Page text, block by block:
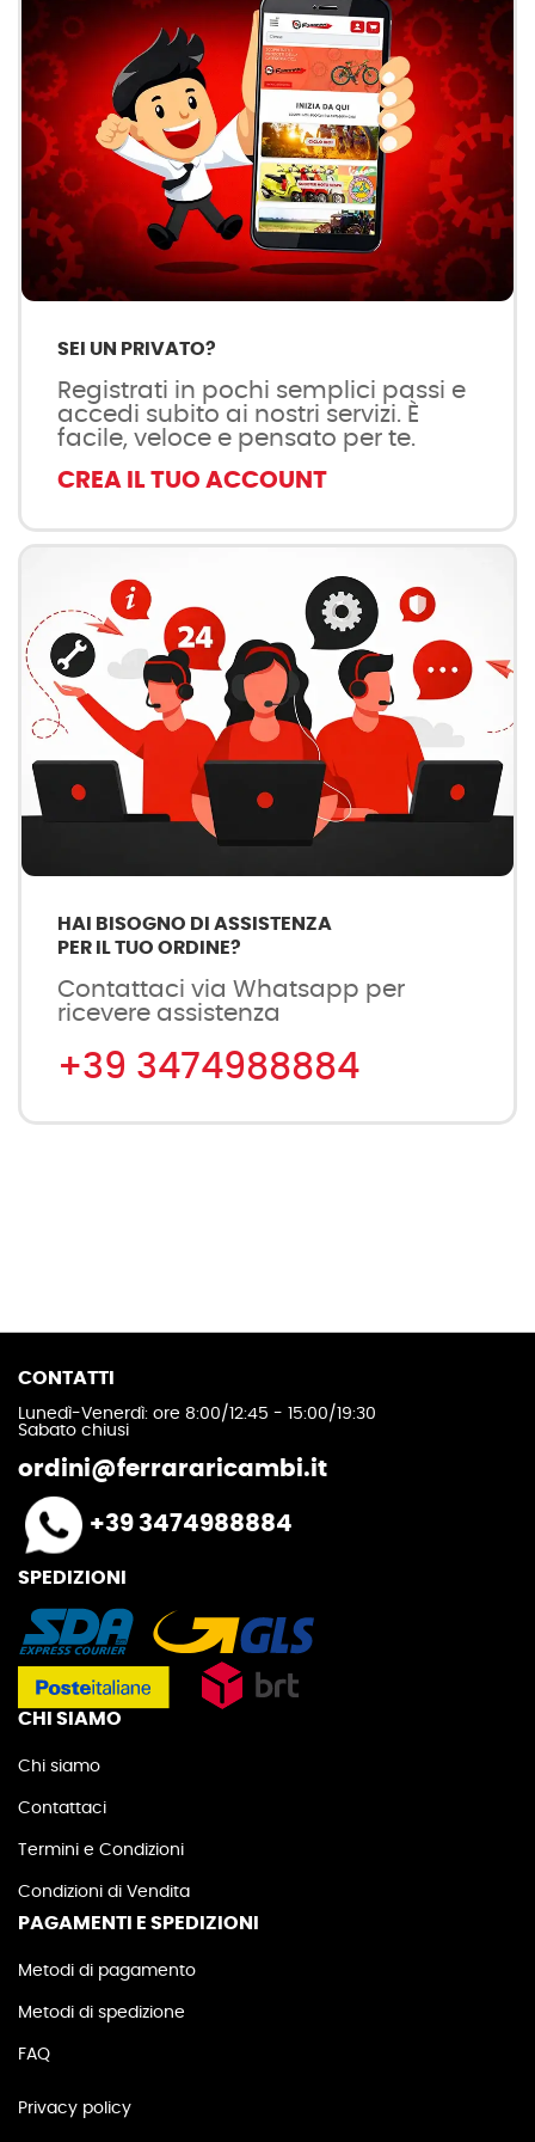
SEI UN PRIVATO?
Registrati in pochi semplici passi e
accedi subito ai nostri servizi. È
facile, veloce e pensato per te.
CREA IL TUO ACCOUNT
HAI BISOGNO DI ASSISTENZA
PER IL TUO ORDINE?
Contattaci via Whatsapp per
ricevere assistenza
+39 3474988884
CONTATTI
Lunedì-Venerdì: ore 8:00/12:45 - 15:00/19:30
Sabato chiusi
ordini@ferrararicambi.it
+39 3474988884
SPEDIZIONI
CHI SIAMO
Chi siamo
Contattaci
Termini e Condizioni
Condizioni di Vendita
PAGAMENTI E SPEDIZIONI
Metodi di pagamento
Metodi di spedizione
FAQ
Privacy policy